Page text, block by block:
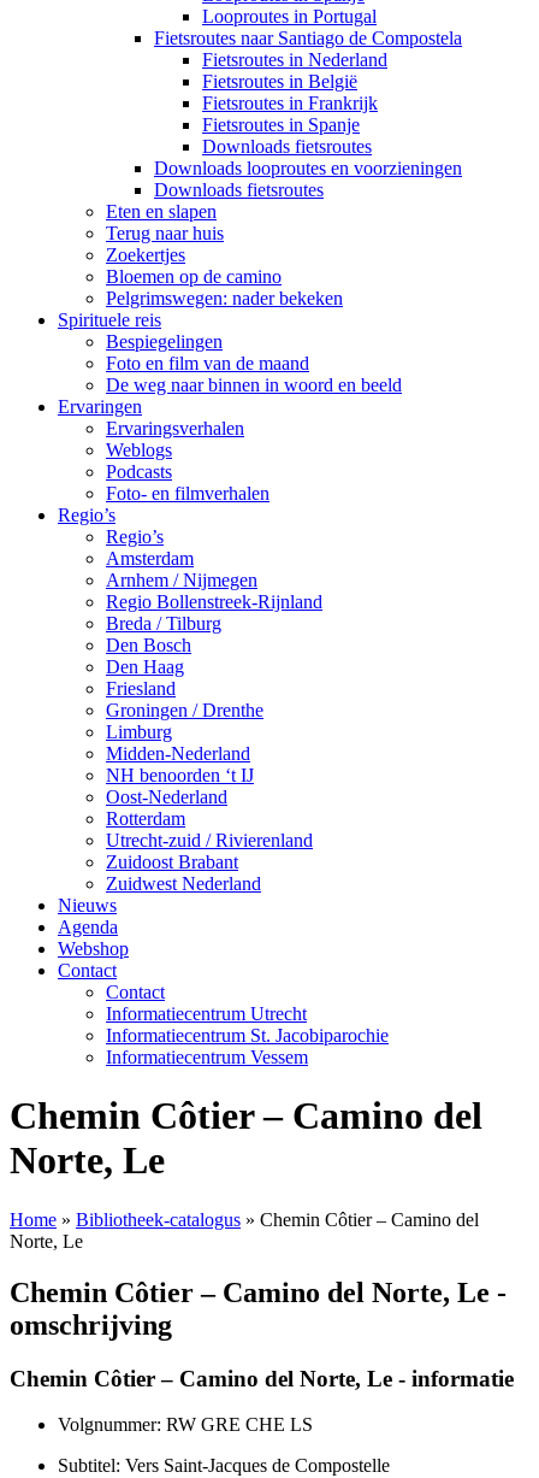
Looproutes in Portugal
Fietsroutes naar Santiago de Compostela
Fietsroutes in Nederland
Fietsroutes in België
Fietsroutes in Frankrijk
Fietsroutes in Spanje
Downloads fietsroutes
Downloads looproutes en voorzieningen
Downloads fietsroutes
Eten en slapen
Terug naar huis
Zoekertjes
Bloemen op de camino
Pelgrimswegen: nader bekeken
Spirituele reis
Bespiegelingen
Foto en film van de maand
De weg naar binnen in woord en beeld
Ervaringen
Ervaringsverhalen
Weblogs
Podcasts
Foto- en filmverhalen
Regio’s
Regio’s
Amsterdam
Arnhem / Nijmegen
Regio Bollenstreek-Rijnland
Breda / Tilburg
Den Bosch
Den Haag
Friesland
Groningen / Drenthe
Limburg
Midden-Nederland
NH benoorden ‘t IJ
Oost-Nederland
Rotterdam
Utrecht-zuid / Rivierenland
Zuidoost Brabant
Zuidwest Nederland
Nieuws
Agenda
Webshop
Contact
Contact
Informatiecentrum Utrecht
Informatiecentrum St. Jacobiparochie
Informatiecentrum Vessem
Chemin Côtier – Camino del
Norte, Le
Home » Bibliotheek-catalogus » Chemin Côtier – Camino del
Norte, Le
Chemin Côtier – Camino del Norte, Le -
omschrijving
Chemin Côtier – Camino del Norte, Le - informatie
Volgnummer: RW GRE CHE LS
Subtitel: Vers Saint-Jacques de Compostelle